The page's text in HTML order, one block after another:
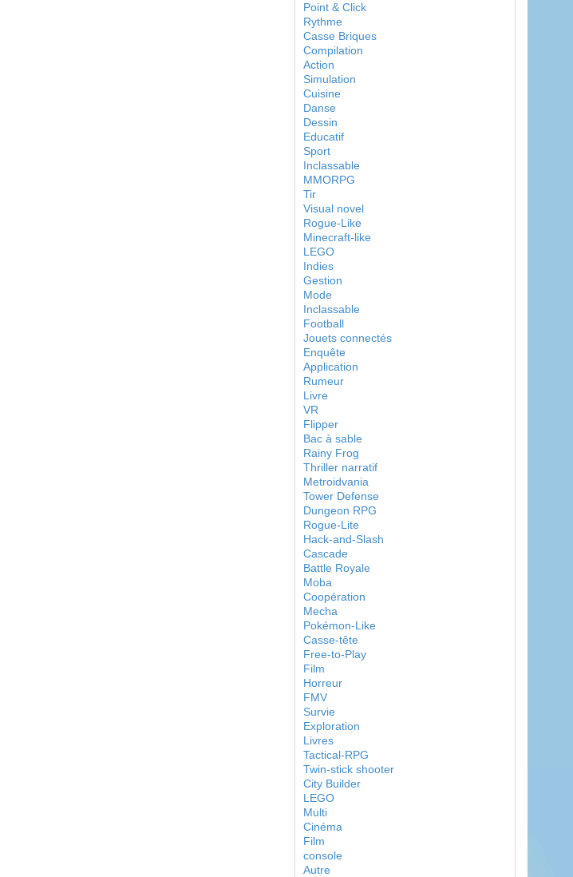
Point & Click
Rythme
Casse Briques
Compilation
Action
Simulation
Cuisine
Danse
Dessin
Educatif
Sport
Inclassable
MMORPG
Tir
Visual novel
Rogue-Like
Minecraft-like
LEGO
Indies
Gestion
Mode
Inclassable
Football
Jouets connectés
Enquête
Application
Rumeur
Livre
VR
Flipper
Bac à sable
Rainy Frog
Thriller narratif
Metroidvania
Tower Defense
Dungeon RPG
Rogue-Lite
Hack-and-Slash
Cascade
Battle Royale
Moba
Coopération
Mecha
Pokémon-Like
Casse-tête
Free-to-Play
Film
Horreur
FMV
Survie
Exploration
Livres
Tactical-RPG
Twin-stick shooter
City Builder
LEGO
Multi
Cinéma
Film
console
Autre